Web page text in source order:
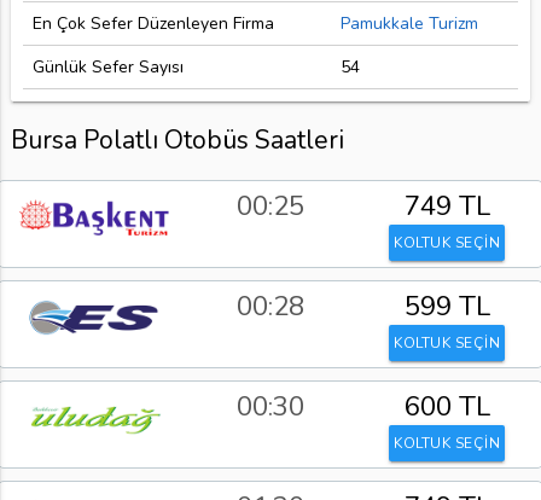
En Çok Sefer Düzenleyen Firma
Pamukkale Turizm
Günlük Sefer Sayısı
54
Bursa Polatlı Otobüs Saatleri
00:25 749 TL
KOLTUK SEÇİN
00:28 599 TL
KOLTUK SEÇİN
00:30 600 TL
KOLTUK SEÇİN